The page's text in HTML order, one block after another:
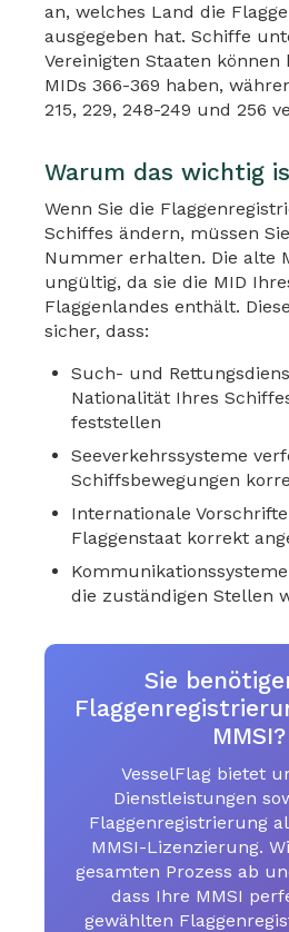
an, welches Land die
ausgegeben hat. Schiffe
Vereinigten Staaten können
MIDs 366-369 haben,
215, 229, 248-249 und 256
Warum das wichtig
Wenn Sie die
Schiffes ändern, müssen
Nummer erhalten. Die alte
ungültig, da sie die MID
Flaggenlandes enthält.
sicher, dass:
Such- und
Nationalität Ihres
feststellen
Seeverkehrssysteme
Schiffsbewegungen
Internationale
Flaggenstaat korrekt
die zuständigen Stellen
Sie
MMSI?
VesselFlag bietet
Dienstleistungen
Flaggenregistrierung
MMSI-Lizenzierung.
gesamten Prozess ab
dass Ihre MMSI
gewählten